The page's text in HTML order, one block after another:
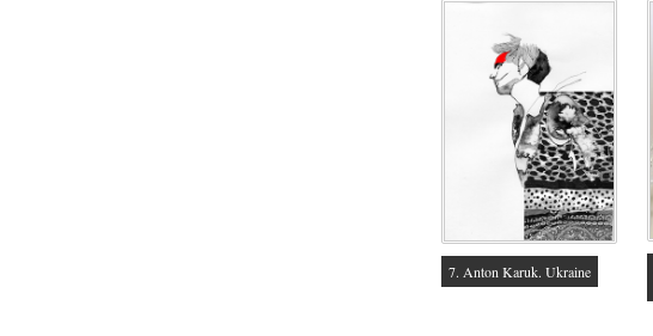
7. Anton Karuk. Ukraine